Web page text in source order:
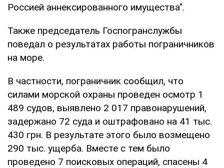
Россией аннексированного имущества".
Также председатель Госпогранслужбы
поведал о результатах работы пограничников
на море.
В частности, пограничник сообщил, что
силами морской охраны проведен осмотр 1
489 судов, выявлено 2 017 правонарушений,
задержано 72 суда и оштрафовано на 41 тыс.
430 грн. В результате этого было возмещено
290 тыс. ущерба. Вместе с тем было
проведено 7 поисковых операций, спасены 4